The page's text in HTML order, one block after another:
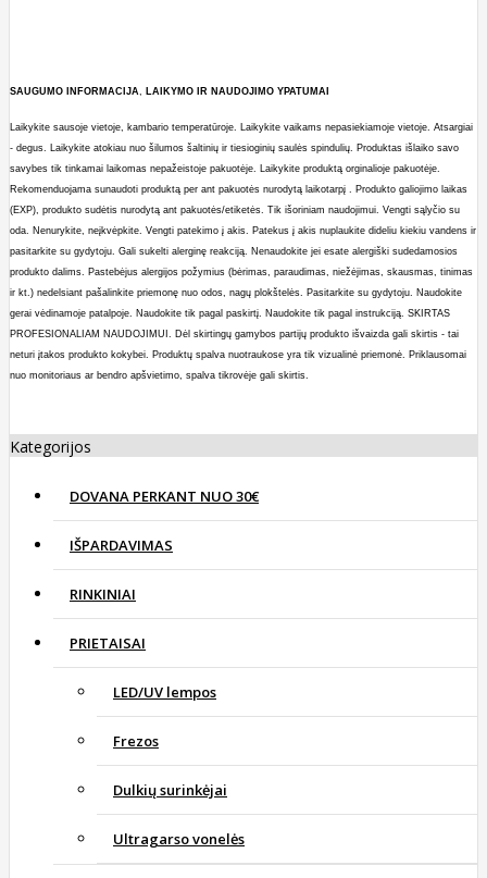
SAUGUMO INFORMACIJA, LAIKYMO IR NAUDOJIMO YPATUMAI
Laikykite sausoje vietoje, kambario temperatūroje. Laikykite vaikams nepasiekiamoje vietoje. Atsargiai
- degus. Laikykite atokiau nuo šilumos šaltinių ir tiesioginių saulės spindulių. Produktas išlaiko savo
savybes tik tinkamai laikomas nepažeistoje pakuotėje. Laikykite produktą orginalioje pakuotėje.
Rekomenduojama sunaudoti produktą per ant pakuotės nurodytą laikotarpį . Produkto galiojimo laikas
(EXP), produkto sudėtis nurodytą ant pakuotės/etiketės. Tik išoriniam naudojimui. Vengti sąlyčio su
oda. Nenurykite, neįkvėpkite. Vengti patekimo į akis. Patekus į akis nuplaukite dideliu kiekiu vandens ir
pasitarkite su gydytoju. Gali sukelti alerginę reakciją. Nenaudokite jei esate alergiški sudedamosios
produkto dalims. Pastebėjus alergijos požymius (bėrimas, paraudimas, niežėjimas, skausmas, tinimas
ir kt.) nedelsiant pašalinkite priemonę nuo odos, nagų plokštelės. Pasitarkite su gydytoju. Naudokite
gerai vėdinamoje patalpoje. Naudokite tik pagal paskirtį. Naudokite tik pagal instrukciją. SKIRTAS
PROFESIONALIAM NAUDOJIMUI. Dėl skirtingų gamybos partijų produkto išvaizda gali skirtis - tai
neturi įtakos produkto kokybei. Produktų spalva nuotraukose yra tik vizualinė priemonė. Priklausomai
nuo monitoriaus ar bendro apšvietimo, spalva tikrovėje gali skirtis.
Kategorijos
DOVANA PERKANT NUO 30€
IŠPARDAVIMAS
RINKINIAI
PRIETAISAI
LED/UV lempos
Frezos
Dulkių surinkėjai
Ultragarso vonelės